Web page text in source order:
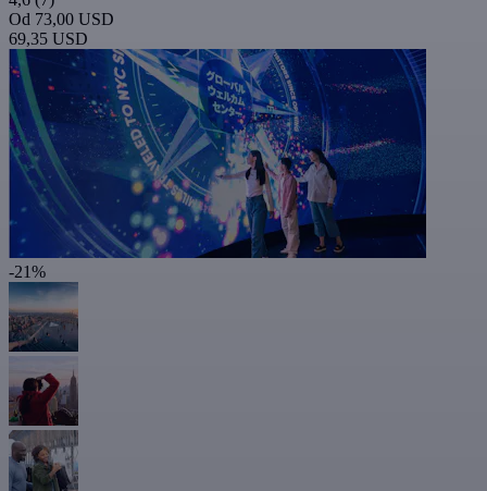
Od 73,00 USD
69,35 USD
-21%